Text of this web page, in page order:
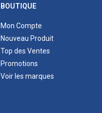
BOUTIQUE
Mon Compte
Nouveau Produit
Top des Ventes
Promotions
Voir les marques